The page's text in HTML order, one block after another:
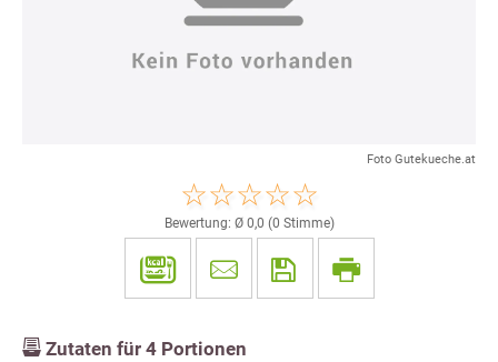
Foto Gutekueche.at
Bewertung: Ø 0,0 (0 Stimme)
Zutaten für 4 Portionen